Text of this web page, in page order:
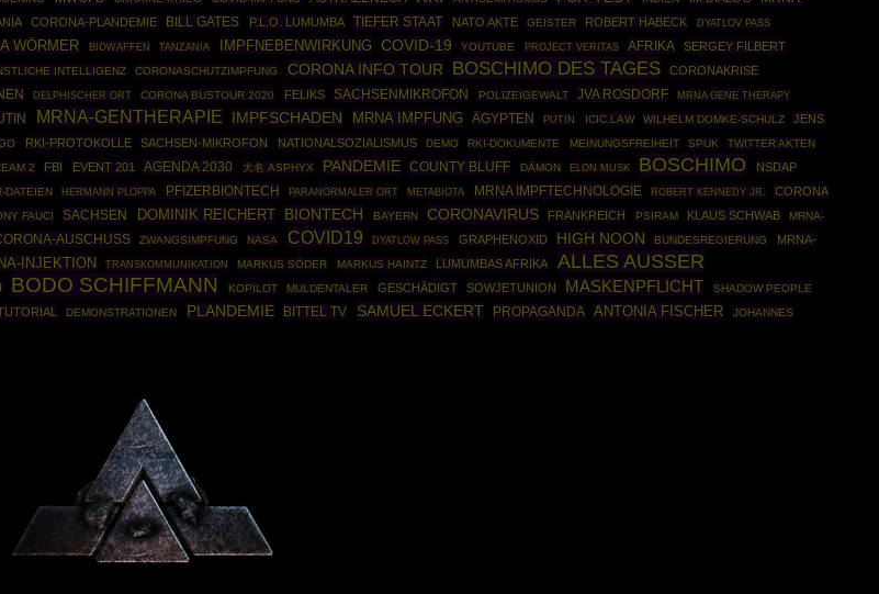
CORONA-PLANDEMIE BILL GATES P.L.O. LUMUMBA TIEFER STAAT NATO AKTE GEISTER ROBERT HABECK DYATLOV PASS
WÖRMER BIOWAFFEN TANZANIA IMPFNEBENWIRKUNG COVID-19 YOUTUBE PROJECT VERITAS AFRIKA SERGEY FILBERT
INTELLIGENZ CORONASCHUTZIMPFUNG CORONA INFO TOUR BOSCHIMO DES TAGES CORONAKRISE
DELPHISCHER ORT CORONA BUSTOUR 2020 FELIKS SACHSENMIKROFON POLIZEIGEWALT JVA ROSDORF MRNA GENE THERAPY
MRNA-GENTHERAPIE IMPFSCHADEN MRNA IMPFUNG ÄGYPTEN PUTIN ICIC.LAW WILHELM DOMKE-SCHULZ
JENS
RKI-PROTOKOLLE SACHSEN-MIKROFON NATIONALSOZIALISMUS DEMO RKI-DOKUMENTE MEINUNGSFREIHEIT SPUK
TWITTER AKTEN
2 FBI EVENT 201 AGENDA 2030 大名 ASPHYX PANDEMIE COUNTY BLUFF DÄMON ELON MUSK BOSCHIMO NSDAP
DATEIEN HERMANN PLOPPA PFIZERBIONTECH PARANORMALER ORT METABIOTA MRNA IMPFTECHNOLOGIE ROBERT KENNEDY JR.
CORONA
FAUCI SACHSEN DOMINIK REICHERT BIONTECH BAYERN CORONAVIRUS FRANKREICH PSIRAM KLAUS SCHWAB
MRNA-
AUSCHUSS ZWANGSIMPFUNG NASA COVID19 DYATLOW PASS GRAPHENOXID HIGH NOON BUNDESREGIERUNG
MRNA-
INJEKTION TRANSKOMMUNIKATION MARKUS SÖDER MARKUS HAINTZ LUMUMBAS AFRIKA
ALLES AUSSER
BODO SCHIFFMANN KOPILOT MULDENTALER GESCHÄDIGT SOWJETUNION MASKENPFLICHT SHADOW PEOPLE
DEMONSTRATIONEN PLANDEMIE BITTEL TV SAMUEL ECKERT PROPAGANDA ANTONIA FISCHER
JOHANNES
Powered By :